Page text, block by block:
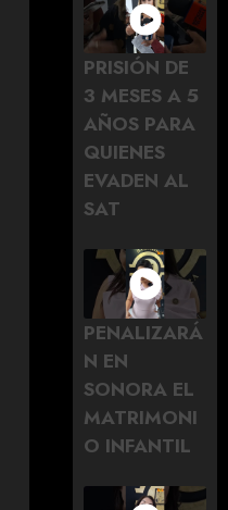
PRISIÓN DE
3 MESES A 5
AÑOS PARA
QUIENES
EVADEN AL
SAT
PENALIZARÁ
N EN
SONORA EL
MATRIMONI
O INFANTIL